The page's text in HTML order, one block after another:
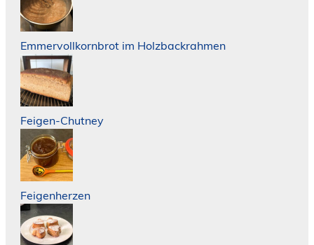
Emmervollkornbrot im Holzbackrahmen
Feigen-Chutney
Feigenherzen